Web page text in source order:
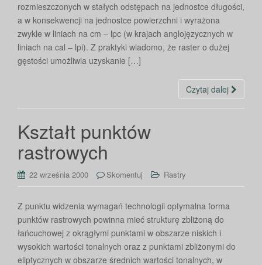
rozmieszczonych w stałych odstępach na jednostce długości,
a w konsekwencji na jednostce powierzchni i wyrażona
zwykle w liniach na cm – lpc (w krajach anglojęzycznych w
liniach na cal – lpi). Z praktyki wiadomo, że raster o dużej
gęstości umożliwia uzyskanie […]
Czytaj dalej
Kształt punktów
rastrowych
22 września 2000 Skomentuj Rastry
Z punktu widzenia wymagań technologii optymalna forma
punktów rastrowych powinna mieć strukturę zbliżoną do
łańcuchowej z okrągłymi punktami w obszarze niskich i
wysokich wartości tonalnych oraz z punktami zbliżonymi do
eliptycznych w obszarze średnich wartości tonalnych, w